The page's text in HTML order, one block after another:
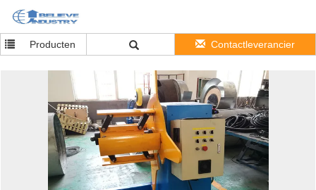
Producten Contactleverancier